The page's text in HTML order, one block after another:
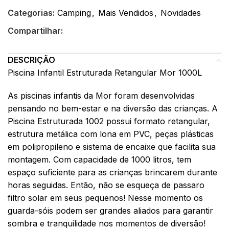
Categorias: Camping, Mais Vendidos , Novidades
Compartilhar:
DESCRIÇÃO
Piscina Infantil Estruturada Retangular Mor 1000L
As piscinas infantis da Mor foram desenvolvidas
pensando no bem-estar e na diversão das crianças. A
Piscina Estruturada 1002 possui formato retangular,
estrutura metálica com lona em PVC, peças plásticas
em polipropileno e sistema de encaixe que facilita sua
montagem. Com capacidade de 1000 litros, tem
espaço suficiente para as crianças brincarem durante
horas seguidas. Então, não se esqueça de passaro
filtro solar em seus pequenos! Nesse momento os
guarda-sóis podem ser grandes aliados para garantir
sombra e tranquilidade nos momentos de diversão!